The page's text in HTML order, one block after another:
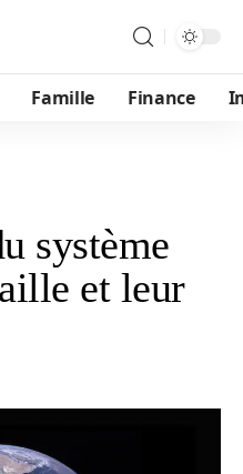
Famille Finance
système
et leur